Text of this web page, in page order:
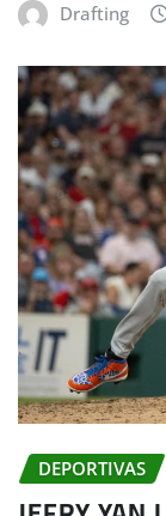
Drafting
DEPORTIVAS